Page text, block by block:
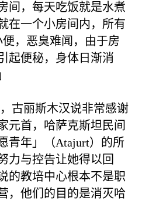
间，每天吃饭就是水煮
在一个小房间内，所有
，恶臭难闻，由于房
起便秘，身体日渐消
古丽斯木汉说非常感谢
元首，哈萨克斯坦民间
青年」（Atajurt）的所
力与控告让她得以回
的教培中心根本不是职
，他们的目的是消灭哈